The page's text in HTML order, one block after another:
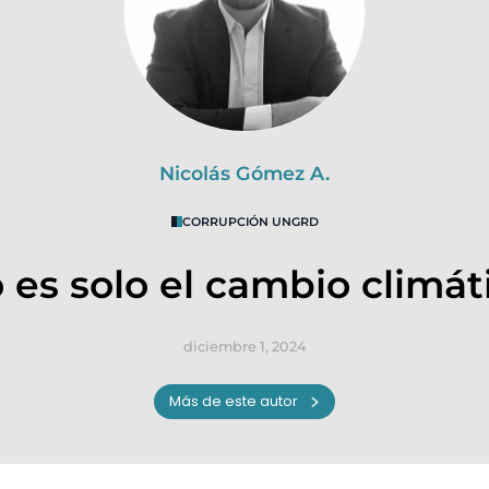
Nicolás Gómez A.
CORRUPCIÓN UNGRD
es solo el cambio
diciembre 1, 2024
Más de este autor